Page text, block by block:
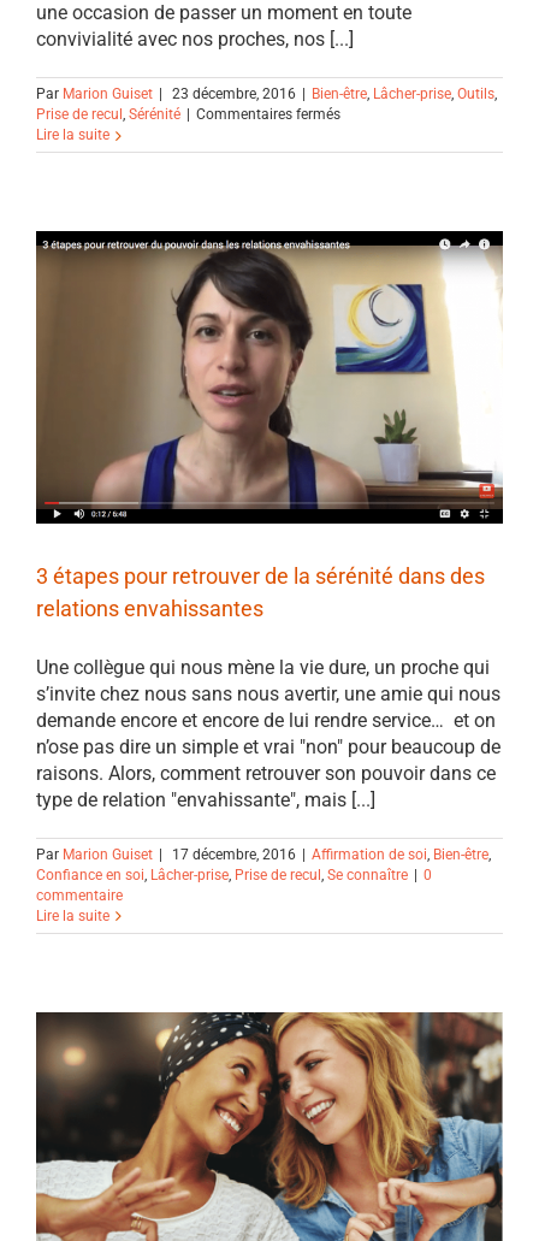
une occasion de passer un moment en toute
convivialité avec nos proches, nos [...]
Par Marion Guiset 23 décembre, 2016 Bien-être, Lâcher-prise, Outils,
Prise de recul , Sérénité Commentaires ferméssur
astuce
zen
pendant
fêtes
de
fin
d’années
Lire la suite
3 étapes pour retrouver de la sérénité dans des
relations envahissantes
Une collègue qui nous mène la vie dure, un proche qui
s’invite chez nous sans nous avertir, une amie qui nous
demande encore et encore de lui rendre service… et on
n’ose pas dire un simple et vrai "non" pour beaucoup de
raisons. Alors, comment retrouver son pouvoir dans ce
type de relation "envahissante", mais [...]
Par Marion Guiset | 17 décembre, 2016 | Affirmation de soi, Bien-être,
Confiance en soi, Lâcher-prise, Prise de recul, Se connaître | 0
commentaire
Lire la suite